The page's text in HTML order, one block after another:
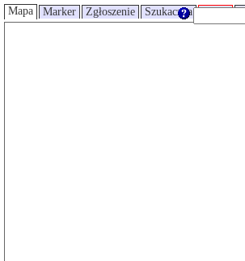
Mapa Marker Zgłoszenie Szukaczka Trasy